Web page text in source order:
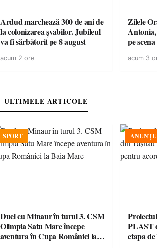
Ardud marchează 300 de ani de
la colonizarea șvabilor. Jubileul
va fi sărbătorit pe 8 august
acum 2 ore
Zilele
pe
acum 3
ULTIMELE ARTICOLE
SPORT
Duel cu Minaur în turul 3. CSM
Olimpia Satu Mare începe
aventura în Cupa României la
PLAST
etapa